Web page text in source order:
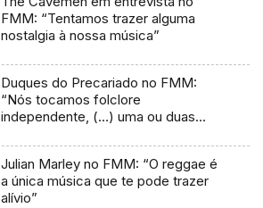
FMM: “Tentamos trazer alguma
nostalgia à nossa música”
Duques do Precariado no FMM:
“Nós tocamos folclore
independente, (…) uma ou duas
Julian Marley no FMM: “O reggae é
a única música que te pode trazer
alívio”